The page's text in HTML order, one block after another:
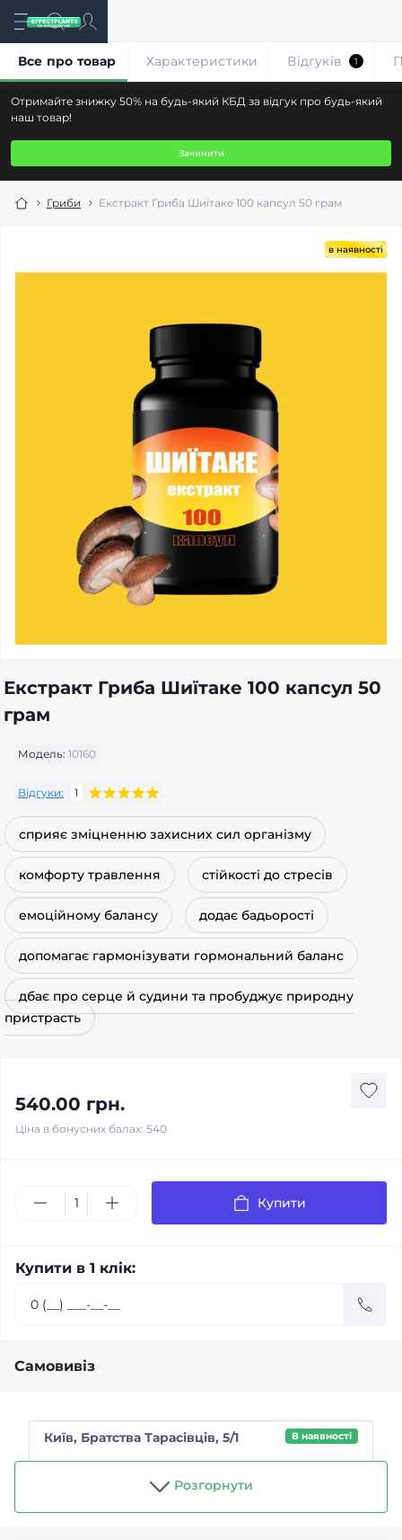
Отримайте знижку 50% на будь-який КБД за відгук про будь-який
наш товар!
Зачинити
Гриби Екстракт Гриба Шиїтаке 100 капсул 50 грам
Все про товар Характеристики Відгуків 1
в наявності
Екстракт Гриба Шиїтаке 100 капсул 50
грам
Модель: 10160
Відгуки: 1
сприяє зміцненню захисних сил організму
комфорту травлення стійкості до стресів
емоційному балансу додає бадьорості
допомагає гармонізувати гормональний баланс
дбає про серце й судини та пробуджує природну
пристрасть
540.00 грн.
Ціна в бонусних балах: 540
Купити
Купити в 1 клік:
Самовивіз
Київ, Братства Тарасівців, 5/1 В наявності
Розгорнути